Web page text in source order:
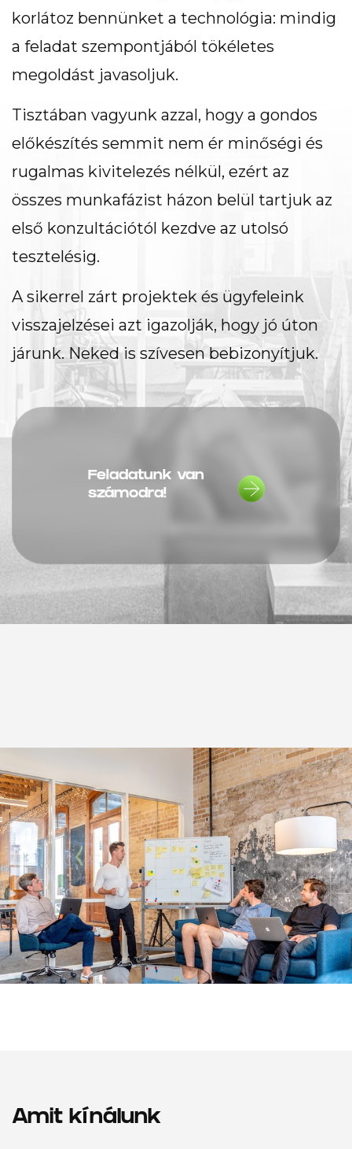
korlátoz bennünket a technológia: mindig
a feladat szempontjából tökéletes
megoldást javasoljuk.
Tisztában vagyunk azzal, hogy a gondos
előkészítés semmit nem ér minőségi és
rugalmas kivitelezés nélkül, ezért az
összes munkafázist házon belül tartjuk az
első konzultációtól kezdve az utolsó
tesztelésig.
A sikerrel zárt projektek és ügyfeleink
visszajelzései azt igazolják, hogy jó úton
járunk. Neked is szívesen bebizonyítjuk.
Feladatunk van
számodra!
Amit kínálunk